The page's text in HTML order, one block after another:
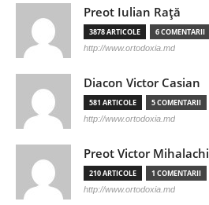
Preot Iulian Raţă
3878 ARTICOLE 6 COMENTARII
http://www.ortodoxia.md
Diacon Victor Casian
581 ARTICOLE 5 COMENTARII
http://www.ortodoxia.md
Preot Victor Mihalachi
210 ARTICOLE 1 COMENTARII
http://www.ortodoxia.md